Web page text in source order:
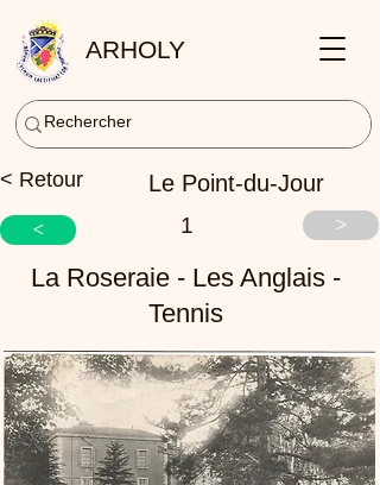
ARHOLY
< Retour Le Point-du-Jour
< 1 >
La Roseraie - Les Anglais -
Tennis